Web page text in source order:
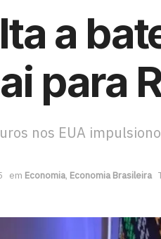
a
para
nos EUA
em Economia, Economia Brasileira